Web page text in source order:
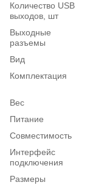
Количество USB
выходов, шт
Выходные
разъемы
Вид
Комплектация
Вес
Питание
Совместимость
Интерфейс
подключения
Размеры